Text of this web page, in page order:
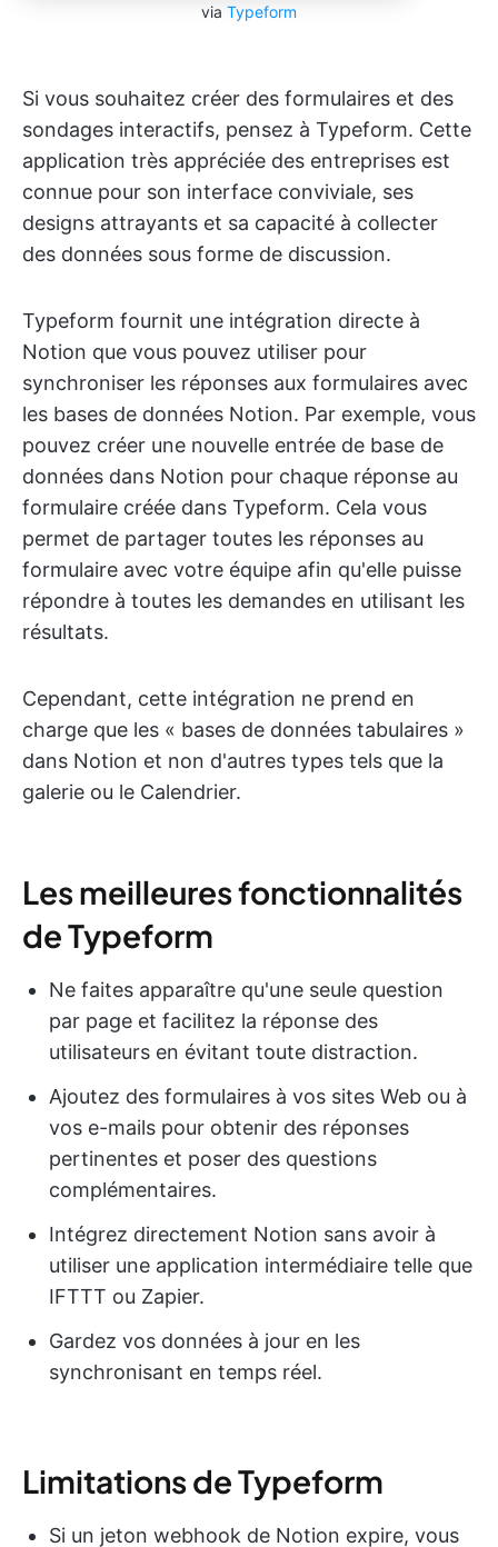
via Typeform
Si vous souhaitez créer des formulaires et des
sondages interactifs, pensez à Typeform. Cette
application très appréciée des entreprises est
connue pour son interface conviviale, ses
designs attrayants et sa capacité à collecter
des données sous forme de discussion.
Typeform fournit une intégration directe à
Notion que vous pouvez utiliser pour
synchroniser les réponses aux formulaires avec
les bases de données Notion. Par exemple, vous
pouvez créer une nouvelle entrée de base de
données dans Notion pour chaque réponse au
formulaire créée dans Typeform. Cela vous
permet de partager toutes les réponses au
formulaire avec votre équipe afin qu'elle puisse
répondre à toutes les demandes en utilisant les
résultats.
Cependant, cette intégration ne prend en
charge que les « bases de données tabulaires »
dans Notion et non d'autres types tels que la
galerie ou le Calendrier.
Les meilleures fonctionnalités
de Typeform
Ne faites apparaître qu'une seule question
par page et facilitez la réponse des
utilisateurs en évitant toute distraction.
Ajoutez des formulaires à vos sites Web ou à
vos e-mails pour obtenir des réponses
pertinentes et poser des questions
complémentaires.
Intégrez directement Notion sans avoir à
utiliser une application intermédiaire telle que
IFTTT ou Zapier.
Gardez vos données à jour en les
synchronisant en temps réel.
Limitations de Typeform
Si un jeton webhook de Notion expire, vous